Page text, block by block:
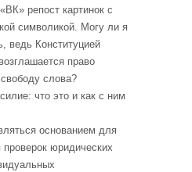
репост картинок с
символикой. Могу ли я
ведь Конституцией
право
слова?
что это и как с ним
основанием для
проверок юридических